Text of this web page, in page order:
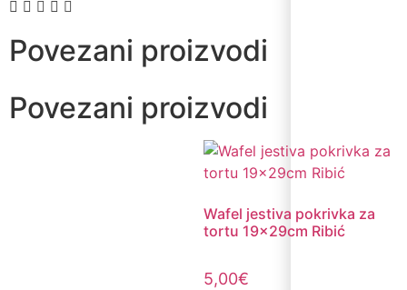
Povezani proizvodi
Povezani proizvodi
Wafel jestiva pokrivka za
tortu 19x29cm Ribić
5,00€